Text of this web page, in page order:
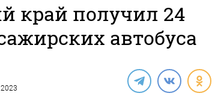
край получил 24
автобуса